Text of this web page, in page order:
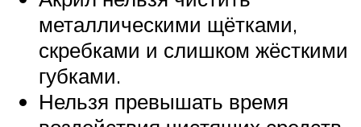
металлическими щётками,
скребками и слишком жёсткими
губками.
Нельзя превышать время